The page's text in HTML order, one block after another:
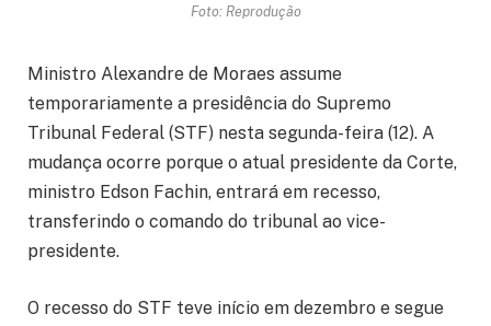
Foto: Reprodução
Ministro Alexandre de Moraes assume
temporariamente a presidência do Supremo
Tribunal Federal (STF) nesta segunda-feira (12). A
mudança ocorre porque o atual presidente da Corte,
ministro Edson Fachin, entrará em recesso,
transferindo o comando do tribunal ao vice-
presidente.
O recesso do STF teve início em dezembro e segue